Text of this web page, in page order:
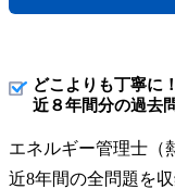
どこよりも丁寧に
近８年間分の過去
エネルギー管理士（
近8年間の全問題を